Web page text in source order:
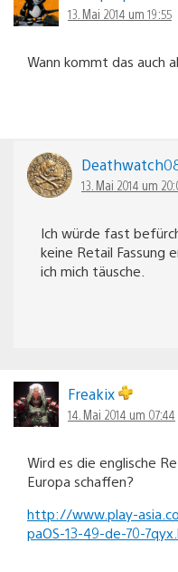
13. Mai 2014 um 19:55
Wann kommt das auch
13. Mai 2014 um
Ich würde fast
keine Retail Fassung
ich mich täusche.
Freakix
14. Mai 2014 um 07:44
Wird es die englische
Europa schaffen?
http://www.play-
paOS-13-49-de-70-